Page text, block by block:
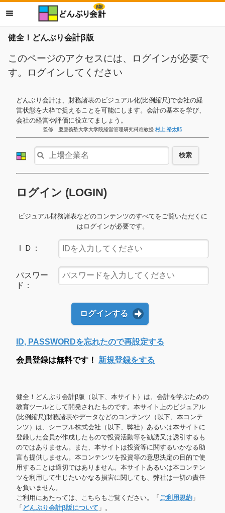
健全！どんぶり会計β版
このページのアクセスには、ログインが必要で
す。ログインしてください
どんぶり会計は、財務諸表のビジュアル化(比例縮尺)で会社の経
営状態を大枠で捉えることを可能にします。会計の基本を学び、
会社の経営や評価に役立てましょう。
監修 慶應義塾大学大学院経営管理研究科准教授 村上 裕太郎
検索
ログイン (LOGIN)
ビジュアル財務諸表などのコンテンツのすべてをご覧いただくに
はログインが必要です。
ＩＤ：
パスワー
ド：
ログインする
ID, PASSWORDを忘れたので再設定する
会員登録は無料です！ 新規登録をする
健全！どんぶり会計β版（以下、本サイト）は、会計を学ぶための
教育ツールとして開発されたものです。本サイト上のビジュアル
(比例縮尺)財務諸表やデータなどのコンテンツ（以下、本コンテ
ンツ）は、シーフル株式会社（以下、弊社）あるいは本サイトに
登録した会員が作成したもので投資活動等を勧誘又は誘引するも
のではありません。また、本サイトは投資等に関するいかなる助
言も提供しません。本コンテンツを投資等の意思決定の目的で使
用することは適切ではありません。本サイトあるいは本コンテン
ツを利用して生じたいかなる損害に関しても、弊社は一切の責任
を負いません。
ご利用にあたっては、こちらもご覧ください。「 ご利用規約 」
「 どんぶり会計β版について 」。